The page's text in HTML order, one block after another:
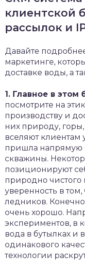
клиентской
рассылок и
Давайте
маркетинге,
доставке воды, а
1. Главное в
посмотрите на
производству и
них природу,
вселяют клиентам
пришла напрямую
скважины.
позиционируют
природно чистого
уверенность в том,
ледников.
очень хорошо.
экспериментов, в
вода в бутылках и
одинакового
технологии